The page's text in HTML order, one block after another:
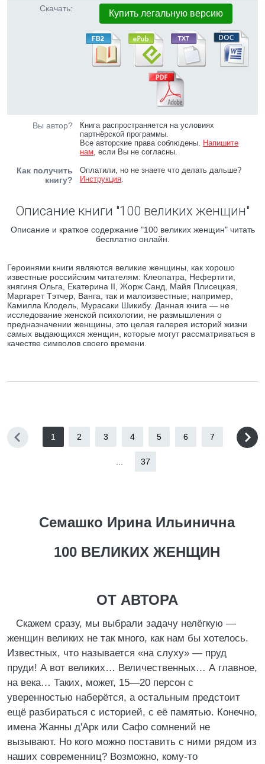
Скачать: Купить легальную версию
Вы автор?
Книга распространяется на условиях
партнёрской программы.
Все авторские права соблюдены. Напишите
нам, если Вы не согласны.
Как получить
книгу?
Оплатили, но не знаете что делать дальше?
Инструкция.
Описание книги "100 великих женщин"
Описание и краткое содержание "100 великих женщин" читать
бесплатно онлайн.
Героинями книги являются великие женщины, как хорошо
известные российским читателям: Клеопатра, Нефертити,
княгиня Ольга, Екатерина II, Жорж Санд, Майя Плисецкая,
Маргарет Тэтчер, Ванга, так и малоизвестные; например,
Камилла Клодель, Мурасаки Шикибу. Данная книга — не
исследование женской психологии, не размышления о
предназначении женщины, это целая галерея историй жизни
самых выдающихся женщин, которые могут рассматриваться в
качестве символов своего времени.
1 2 3 4 5 6 7
37
Семашко Ирина Ильинична
100 ВЕЛИКИХ ЖЕНЩИН
ОТ АВТОРА
Скажем сразу, мы выбрали задачу нелёгкую —
женщин великих не так много, как нам бы хотелось.
Известных, что называется «на слуху» — пруд
пруди! А вот великих… Величественных… А главное,
на века… Таких, может, 15—20 персон с
уверенностью наберётся, а остальным предстоит
ещё разбираться с историей, с её памятью. Конечно,
имена Жанны д'Арк или Сафо сомнений не
вызывают. Но кого можно поставить с ними рядом из
наших современниц? Возможно, кому-то